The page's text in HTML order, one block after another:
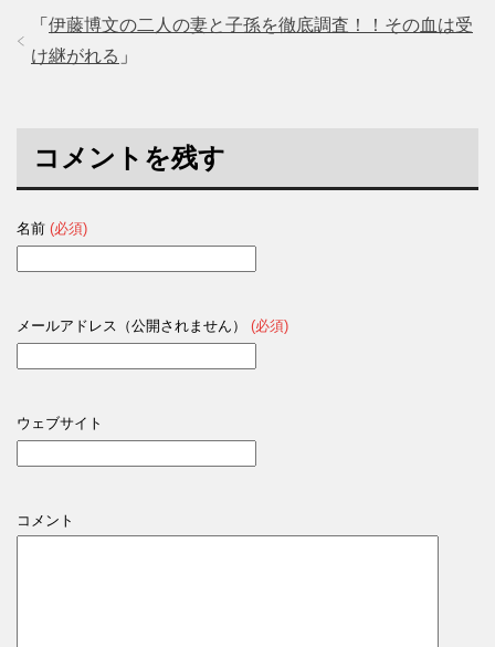
「 伊藤博文の二人の妻と子孫を徹底調査！！その血は受
け継がれる 」
コメントを残す
名前 (必須)
メールアドレス（公開されません） (必須)
ウェブサイト
コメント